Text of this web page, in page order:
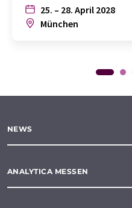
25. – 28. April 2028
München
NEWS
ANALYTICA MESSEN